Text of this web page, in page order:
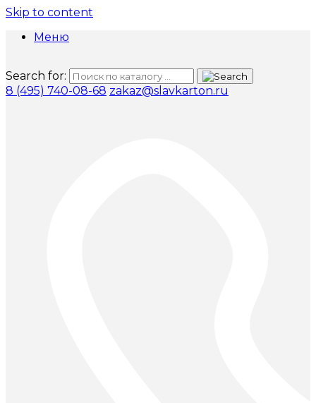
Skip to content
Меню
Search for:
8 (495) 740-08-68 zakaz@slavkarton.ru